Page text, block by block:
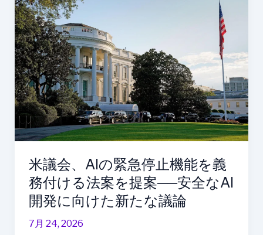
米議会、AIの緊急停止機能を義
務付ける法案を提案──安全なAI
開発に向けた新たな議論
7月 24, 2026
議
会、
AI
の
緊
急
停
止
機
能
義
務
付
け
る